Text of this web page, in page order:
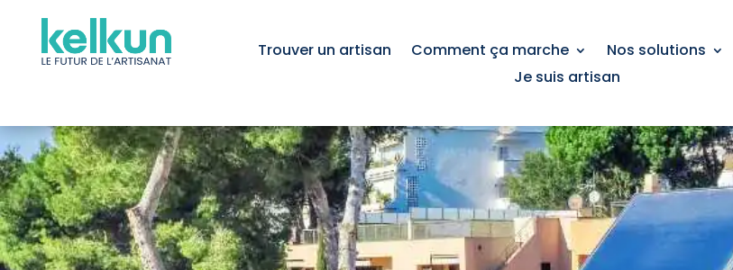
Trouver un artisan Comment ça marche Nos solutions
Je suis artisan